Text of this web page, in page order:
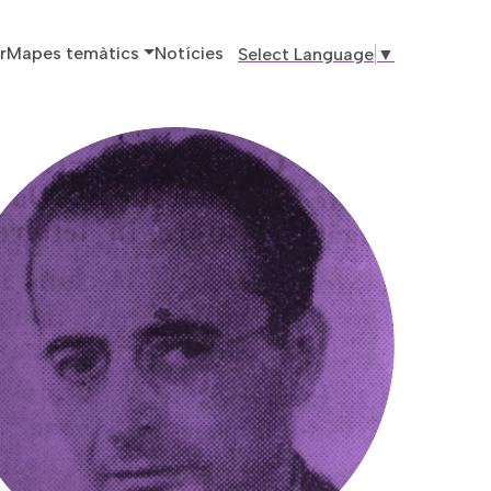
principal
Mapes temàtics Notícies Select Language ▼